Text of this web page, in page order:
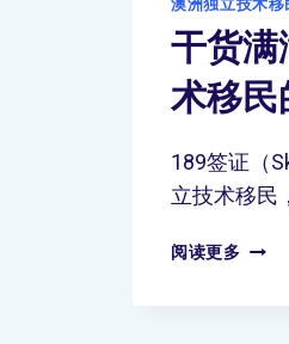
澳洲独立技术移
干货
术移民
189签证（
立技术移民
阅读更多